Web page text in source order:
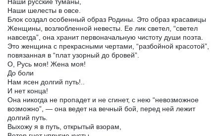
Наши шелесты в овсе.
Блок создал особенный образ Родины. Это образ красавицы
Женщины, возлюбленной невесты. Ее лик светел, “светел
навсегда”, она хранит первоначальную чистоту души поэта.
Это женщина с прекрасными чертами, “разбойной красотой”,
повязанная в “плат узорный до бровей”.
О, Русь моя! Жена моя!
До боли
Нам ясен долгий путь!..
И нет конца!
Она никогда не пропадет и не сгинет, с нею “невозможное
возможно”, — она ведет на вечный бой, перед ней лежит
долгий путь.
Выхожу я в путь, открытый взорам,